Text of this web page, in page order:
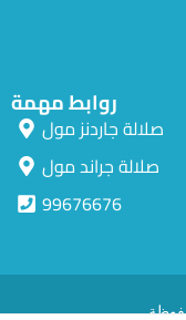
روابط مهمة
صلالة جاردنز مول
صلالة جراند مول
99676676